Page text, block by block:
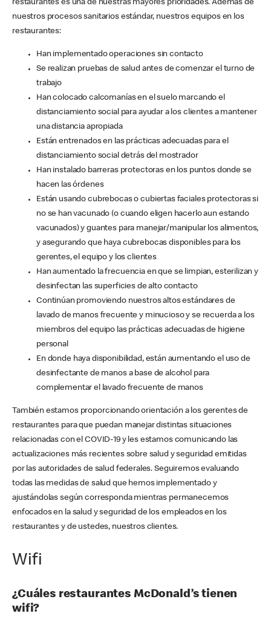
restaurantes es una de nuestras mayores prioridades. Además de
nuestros procesos sanitarios estándar, nuestros equipos en los
restaurantes:
Han implementado operaciones sin contacto
Se realizan pruebas de salud antes de comenzar el turno de
trabajo
Han colocado calcomanías en el suelo marcando el
distanciamiento social para ayudar a los clientes a mantener
una distancia apropiada
Están entrenados en las prácticas adecuadas para el
distanciamiento social detrás del mostrador
Han instalado barreras protectoras en los puntos donde se
hacen las órdenes
Están usando cubrebocas o cubiertas faciales protectoras si
no se han vacunado (o cuando eligen hacerlo aun estando
vacunados) y guantes para manejar/manipular los alimentos,
y asegurando que haya cubrebocas disponibles para los
gerentes, el equipo y los clientes
Han aumentado la frecuencia en que se limpian, esterilizan y
desinfectan las superficies de alto contacto
Continúan promoviendo nuestros altos estándares de
lavado de manos frecuente y minucioso y se recuerda a los
miembros del equipo las prácticas adecuadas de higiene
personal
En donde haya disponibilidad, están aumentando el uso de
desinfectante de manos a base de alcohol para
complementar el lavado frecuente de manos
También estamos proporcionando orientación a los gerentes de
restaurantes para que puedan manejar distintas situaciones
relacionadas con el COVID-19 y les estamos comunicando las
actualizaciones más recientes sobre salud y seguridad emitidas
por las autoridades de salud federales. Seguiremos evaluando
todas las medidas de salud que hemos implementado y
ajustándolas según corresponda mientras permanecemos
enfocados en la salud y seguridad de los empleados en los
restaurantes y de ustedes, nuestros clientes.
Wifi
¿Cuáles restaurantes McDonald’s tienen
wifi?